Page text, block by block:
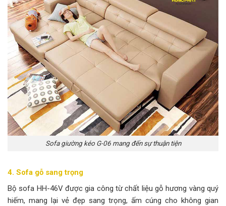
Sofa giường kéo G-06 mang đến sự thuận tiện
4. Sofa gỗ sang trọng
Bộ sofa HH-46V được gia công từ chất liệu gỗ hương vàng quý
hiếm, mang lại vẻ đẹp sang trọng, ấm cúng cho không gian